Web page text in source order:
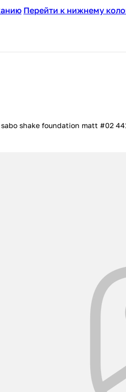
Перейти к нижнему
shake foundation matt #02